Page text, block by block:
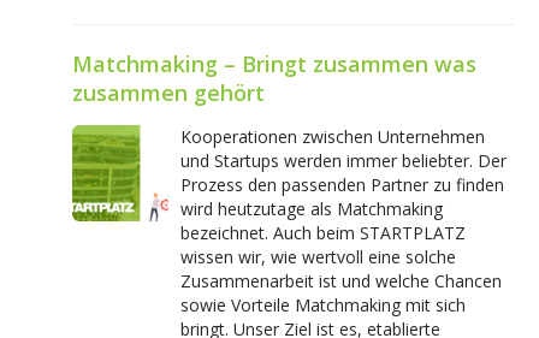
Matchmaking – Bringt zusammen was
zusammen gehört
Kooperationen zwischen Unternehmen
und Startups werden immer beliebter. Der
Prozess den passenden Partner zu finden
wird heutzutage als Matchmaking
bezeichnet. Auch beim STARTPLATZ
wissen wir, wie wertvoll eine solche
Zusammenarbeit ist und welche Chancen
sowie Vorteile Matchmaking mit sich
bringt. Unser Ziel ist es, etablierte